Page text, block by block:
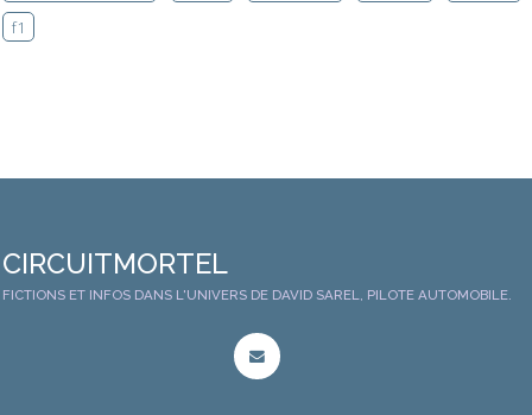
f1
CIRCUITMORTEL
FICTIONS ET INFOS DANS L'UNIVERS DE DAVID SAREL, PILOTE AUTOMOBILE.